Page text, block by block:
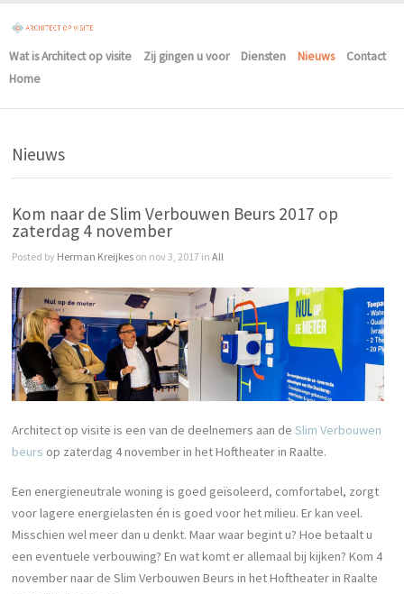
Wat is Architect op visite Zij gingen u voor Diensten Nieuws
Contact
Home
Nieuws
Kom naar de Slim Verbouwen Beurs 2017 op
zaterdag 4 november
Posted by Herman Kreijkes on nov 3, 2017 inAll
Architect op visite is een van de deelnemers aan deSlim Verbouwen
beurs op zaterdag 4 november in het Hoftheater in Raalte.
Een energieneutrale woning is goed geïsoleerd, comfortabel, zorgt
voor lagere energielasten én is goed voor het milieu. Er kan veel.
Misschien wel meer dan u denkt. Maar waar begint u? Hoe betaalt u
een eventuele verbouwing? En wat komt er allemaal bij kijken? Kom 4
november naar de Slim Verbouwen Beurs in het Hoftheater in Raalte